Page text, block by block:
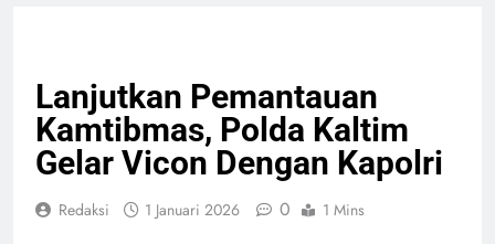
Lanjutkan Pemantauan
Kamtibmas, Polda Kaltim
Gelar Vicon Dengan Kapolri
Redaksi 1 Januari 2026 0 1 Mins